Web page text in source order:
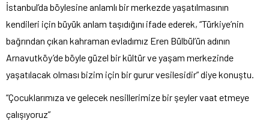
İstanbul’da böylesine anlamlı bir merkezde yaşatılmasının
kendileri için büyük anlam taşıdığını ifade ederek, “Türkiye’nin
bağrından çıkan kahraman evladımız Eren Bülbül’ün adının
Arnavutköy’de böyle güzel bir kültür ve yaşam merkezinde
yaşatılacak olması bizim için bir gurur vesilesidir” diye konuştu.
“Çocuklarımıza ve gelecek nesillerimize bir şeyler vaat etmeye
çalışıyoruz”